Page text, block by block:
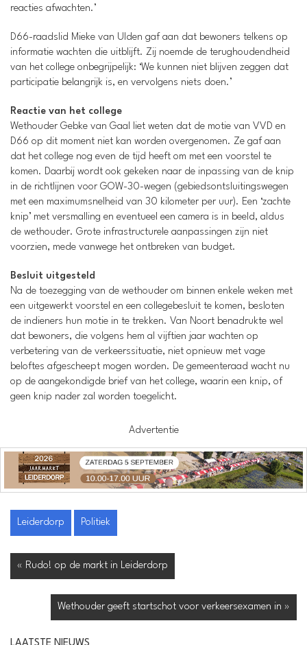
reacties afwachten.’
D66-raadslid Mieke van Ulden gaf aan dat bewoners telkens op
informatie wachten die uitblijft. Zij noemde de terughoudendheid
van het college onbegrijpelijk: ‘We kunnen niet blijven zeggen dat
participatie belangrijk is, en vervolgens niets doen.’
Reactie van het college
Wethouder Gebke van Gaal liet weten dat de motie van VVD en
D66 op dit moment niet kan worden overgenomen. Ze gaf aan
dat het college nog even de tijd heeft om met een voorstel te
komen. Daarbij wordt ook gekeken naar de inpassing van de knip
in de richtlijnen voor GOW-30-wegen (gebiedsontsluitingswegen
met een maximumsnelheid van 30 kilometer per uur). Een ‘zachte
knip’ met versmalling en eventueel een camera is in beeld, aldus
de wethouder. Grote infrastructurele aanpassingen zijn niet
voorzien, mede vanwege het ontbreken van budget.
Besluit uitgesteld
Na de toezegging van de wethouder om binnen enkele weken met
een uitgewerkt voorstel en een collegebesluit te komen, besloten
de indieners hun motie in te trekken. Van Noort benadrukte wel
dat bewoners, die volgens hem al vijftien jaar wachten op
verbetering van de verkeerssituatie, niet opnieuw met vage
beloftes afgescheept mogen worden. De gemeenteraad wacht nu
op de aangekondigde brief van het college, waarin een knip, of
geen knip nader zal worden toegelicht.
Advertentie
Leiderdorp Politiek
« Rudo! op de markt in Leiderdorp
Wethouder geeft startschot voor verkeersexamen in »